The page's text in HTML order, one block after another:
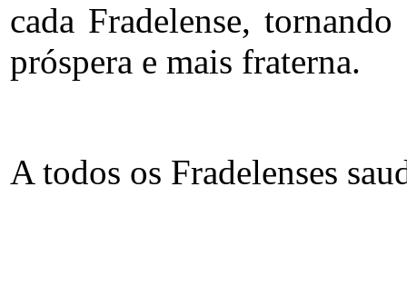
cada Fradelense,
próspera e mais fraterna.
A todos os Fradelenses